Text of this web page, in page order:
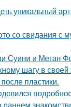
уникальный
со свидания с
Суини и Меган
шагу в
пластики.